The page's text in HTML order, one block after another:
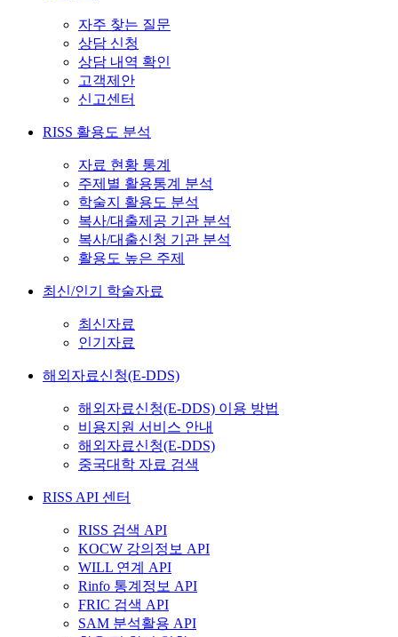
자주 찾는 질문
상담 신청
상담 내역 확인
고객제안
신고센터
RISS 활용도 분석
자료 현황 통계
주제별 활용통계 분석
학술지 활용도 분석
복사/대출제공 기관 분석
복사/대출신청 기관 분석
활용도 높은 주제
최신/인기 학술자료
최신자료
인기자료
해외자료신청(E-DDS)
해외자료신청(E-DDS) 이용 방법
비용지원 서비스 안내
해외자료신청(E-DDS)
중국대학 자료 검색
RISS API 센터
RISS 검색 API
KOCW 강의정보 API
WILL 연계 API
Rinfo 통계정보 API
FRIC 검색 API
SAM 분석활용 API